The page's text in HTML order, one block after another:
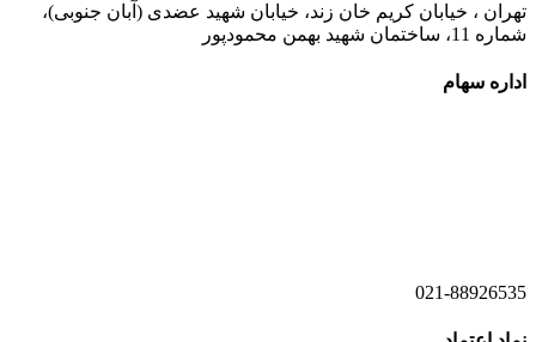
تهران ، خیابان کریم خان زند، خیابان شهید عضدی (آبان جنوبی)،
شماره 11، ساختمان شهید بهمن محمودپور
اداره سهام
021-88926535